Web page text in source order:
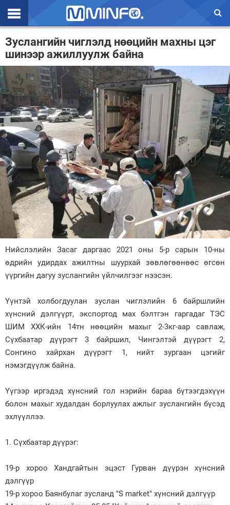
Эхлэл
Цаг агаар
Валют ханш
Улс төр
Эдийн засаг
Үзэл бодол
Спорт
Нийгэм
Дэлхий
Энтертайнмэнт
Зурхай
Зуслангийн чиглэлд нөөцийн махны цэг
шинээр ажиллуулж байна
Нийслэлийн Засаг даргаас 2021 оны 5-р сарын 10-ны
өдрийн удирдах ажилтны шуурхай зөвлөгөөнөөс өгсөн
үүргийн дагуу зуслангийн үйлчилгээг нээсэн.
Үүнтэй холбогдуулан зуслан чиглэлийн 6 байршлийн
хүнсний дэлгүүрт, экспортод мах бэлтгэн гаргадаг ТЭС
ШИМ ХХК-ийн 14тн нөөцийн махыг 2-3кг-аар савлаж,
Сүхбаатар дүүрэгт 3 байршил, Чингэлтэй дүүрэгт 2,
Сонгино хайрхан дүүрэгт 1, нийт зургаан цэгийг
нэмэгдүүлж байна.
Үүгээр иргэдэд хүнсний гол нэрийн бараа бүтээгдэхүүн
болон махыг худалдан борлуулах ажлыг зуслангийн бүсэд
эхлүүллээ.
1. Сүхбаатар дүүрэг:
19-р хороо Хандгайтын эцэст Гурван дүүрэн хүнсний
дэлгүүр
19-р хороо Баянбулаг зусланд "S market" хүнсний дэлгүүр